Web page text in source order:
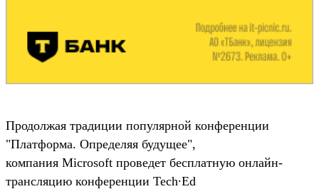
Продолжая традиции популярной конференции
"Платформа. Определяя будущее",
компания Microsoft проведет бесплатную онлайн-
трансляцию конференции Tech∙Ed